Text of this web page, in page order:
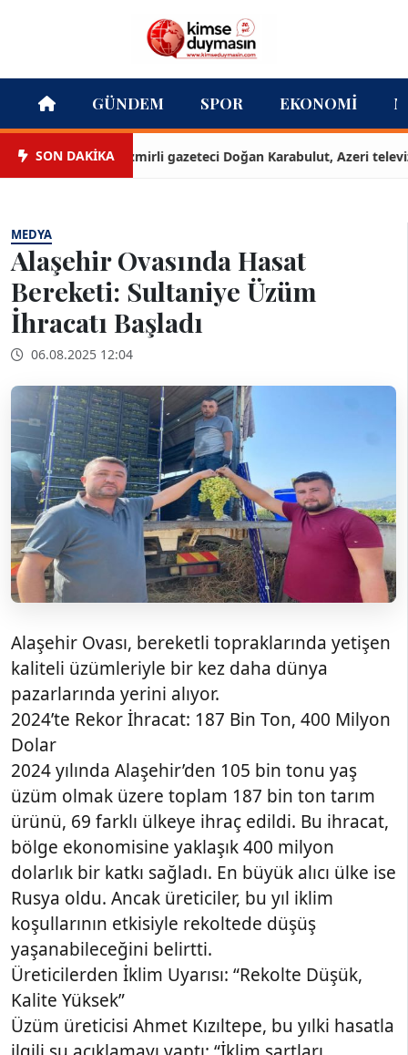
GÜNDEM SPOR EKONOMI
SON DAKİKAİzmirli gazeteci Doğan Karabulut, Azeri
MEDYA
Alaşehir Ovasında Hasat
Bereketi: Sultaniye Üzüm
İhracatı Başladı
06.08.2025 12:04
Alaşehir Ovası, bereketli topraklarında yetişen
kaliteli üzümleriyle bir kez daha dünya
pazarlarında yerini alıyor.
2024’te Rekor İhracat: 187 Bin Ton, 400 Milyon
Dolar
2024 yılında Alaşehir’den 105 bin tonu yaş
üzüm olmak üzere toplam 187 bin ton tarım
ürünü, 69 farklı ülkeye ihraç edildi. Bu ihracat,
bölge ekonomisine yaklaşık 400 milyon
dolarlık bir katkı sağladı. En büyük alıcı ülke ise
Rusya oldu. Ancak üreticiler, bu yıl iklim
koşullarının etkisiyle rekoltede düşüş
yaşanabileceğini belirtti.
Üreticilerden İklim Uyarısı: “Rekolte Düşük,
Kalite Yüksek”
Üzüm üreticisi Ahmet Kızıltepe, bu yılki hasatla